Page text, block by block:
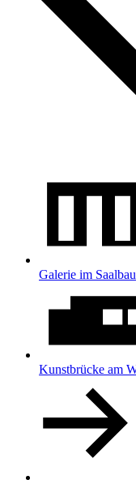
Galerie im Saalbau
Kunstbrücke am